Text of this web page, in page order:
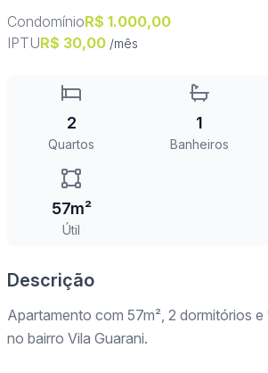
CondomínioR$ 1.000,00
IPTUR$ 30,00 /mês
2
Quartos
1
Banheiros
57m²
Útil
Descrição
Apartamento com 57m², 2 dormitórios e
no bairro Vila Guarani.